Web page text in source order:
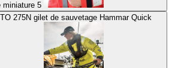
Release miniature 5
275N gilet de sauvetage Hammar Quick